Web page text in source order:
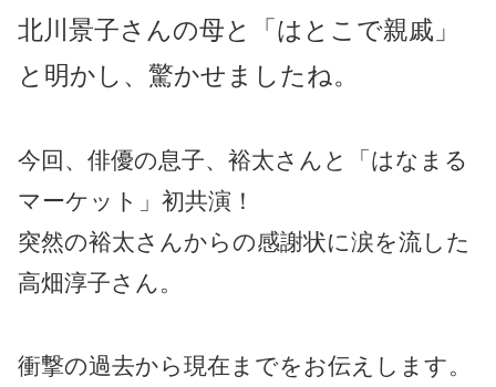
北川景子さんの母と「はとこで親戚」
と明かし、驚かせましたね。
今回、俳優の息子、裕太さんと「はなまる
マーケット」初共演！
突然の裕太さんからの感謝状に涙を流した
高畑淳子さん。
衝撃の過去から現在までをお伝えします。